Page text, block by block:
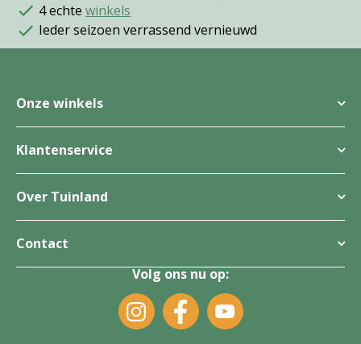
4 echte winkels
Ieder seizoen verrassend vernieuwd
Onze winkels
Klantenservice
Over Tuinland
Contact
Volg ons nu op: